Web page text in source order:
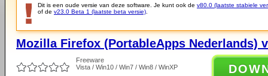
Dit is een oude versie van deze software. Je kunt ook de v80.0 (laatste stabiele
of de v23.0 Beta 1 (laatste beta versie)
Mozilla Firefox (PortableApps Nederlands)
Freeware
Vista / Win10 / Win7 / Win8 / WinXP